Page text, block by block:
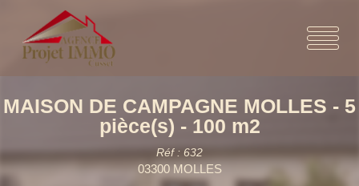
MAISON DE CAMPAGNE MOLLES - 5
pièce(s) - 100 m2
Réf : 632
03300 MOLLES